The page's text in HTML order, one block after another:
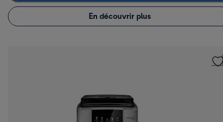
En découvrir plus